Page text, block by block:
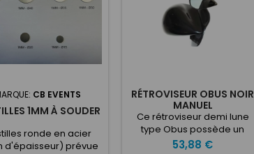
CB EVENTS
1MM À SOUDER
ronde en acier
d'épaisseur) prévue
RÉTROVISEUR OBUS NOIR
MANUEL
Ce rétroviseur demi lune
type Obus possède un
réglage des vitres manuel.
Prix
53,88 €